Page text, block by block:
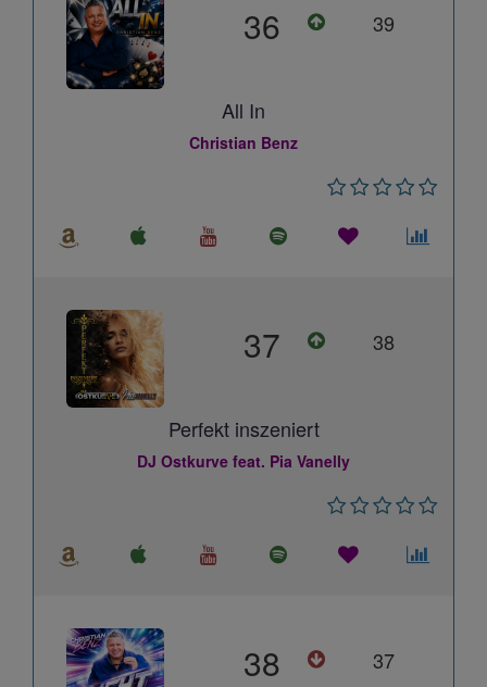
36 39
All In
Christian Benz
37 38
Perfekt inszeniert
DJ Ostkurve feat. Pia Vanelly
38 37